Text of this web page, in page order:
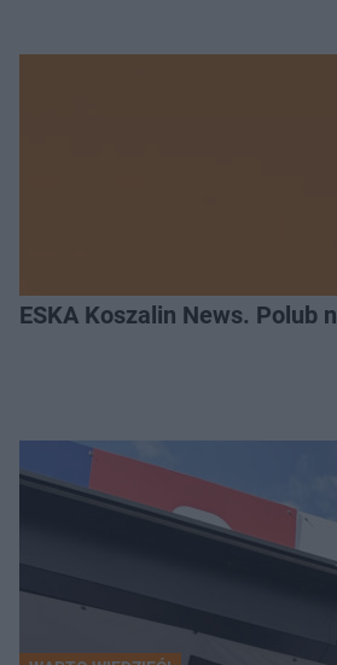
ESKA Koszalin News. Polub